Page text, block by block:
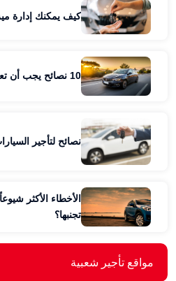
كيف يمكنك إدارة
10 نصائح يجب أن تعرفها قبل استئجار سيارة
نصائح لتأجير
الأخطاء الأكثر
تجنبها؟
مواقع تأجير شعبية